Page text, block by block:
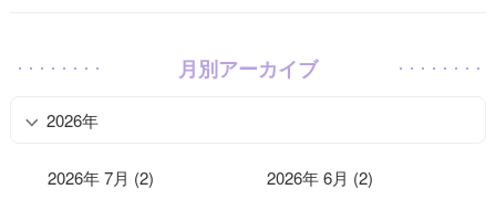
月別アーカイブ
2026年
2026年 7月 (2) 2026年 6月 (2)